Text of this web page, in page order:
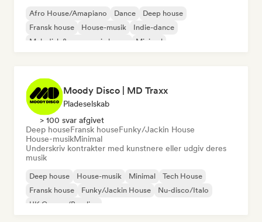
Afro House/Amapiano Dance
Deep house
Fransk house
House-musik
Indie-dance
Melodisk & progressiv house
Minimal
Moody Disco | MD Traxx
Pladeselskab
> 100 svar afgivet
Deep houseFransk houseFunky/Jackin House
House-musikMinimal
Underskriv kontrakter med kunstnere eller udgiv deres
musik
Deep house House-musik Minimal
Tech House
Fransk house
Funky/Jackin House
Nu-disco/Italo
UK Garage/Bassline